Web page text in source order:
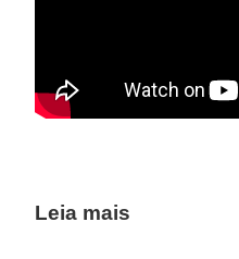
Leia mais